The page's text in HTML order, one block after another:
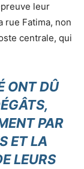
leur
rue Fatima, non
centrale, qui
ONT DÛ
PAR
ET LA
LEURS